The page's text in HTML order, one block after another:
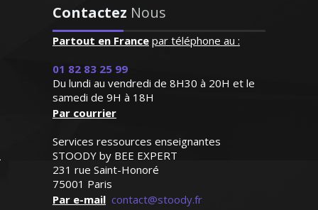
"Professeur consciencieux,
proche de l'élève, patient,
disponible. J'aurai recours
Madame G.M (Strasbourg,
est ma langue maternelle. J’enseigne
depuis de nombreuses années en France
(écoles privées et traduction) et je donne
du niveau de mes élèves et de leurs
ambitions
Contactez Nous
Partout en France par téléphone au :
01 82 83 25 99
Du lundi au vendredi de 8H30 à 20H et le
samedi de 9H à 18H
Par courrier
Services ressources enseignantes
STOODY by BEE EXPERT
231 rue Saint-Honoré
75001 Paris
Par e-mail contact@stoody.fr